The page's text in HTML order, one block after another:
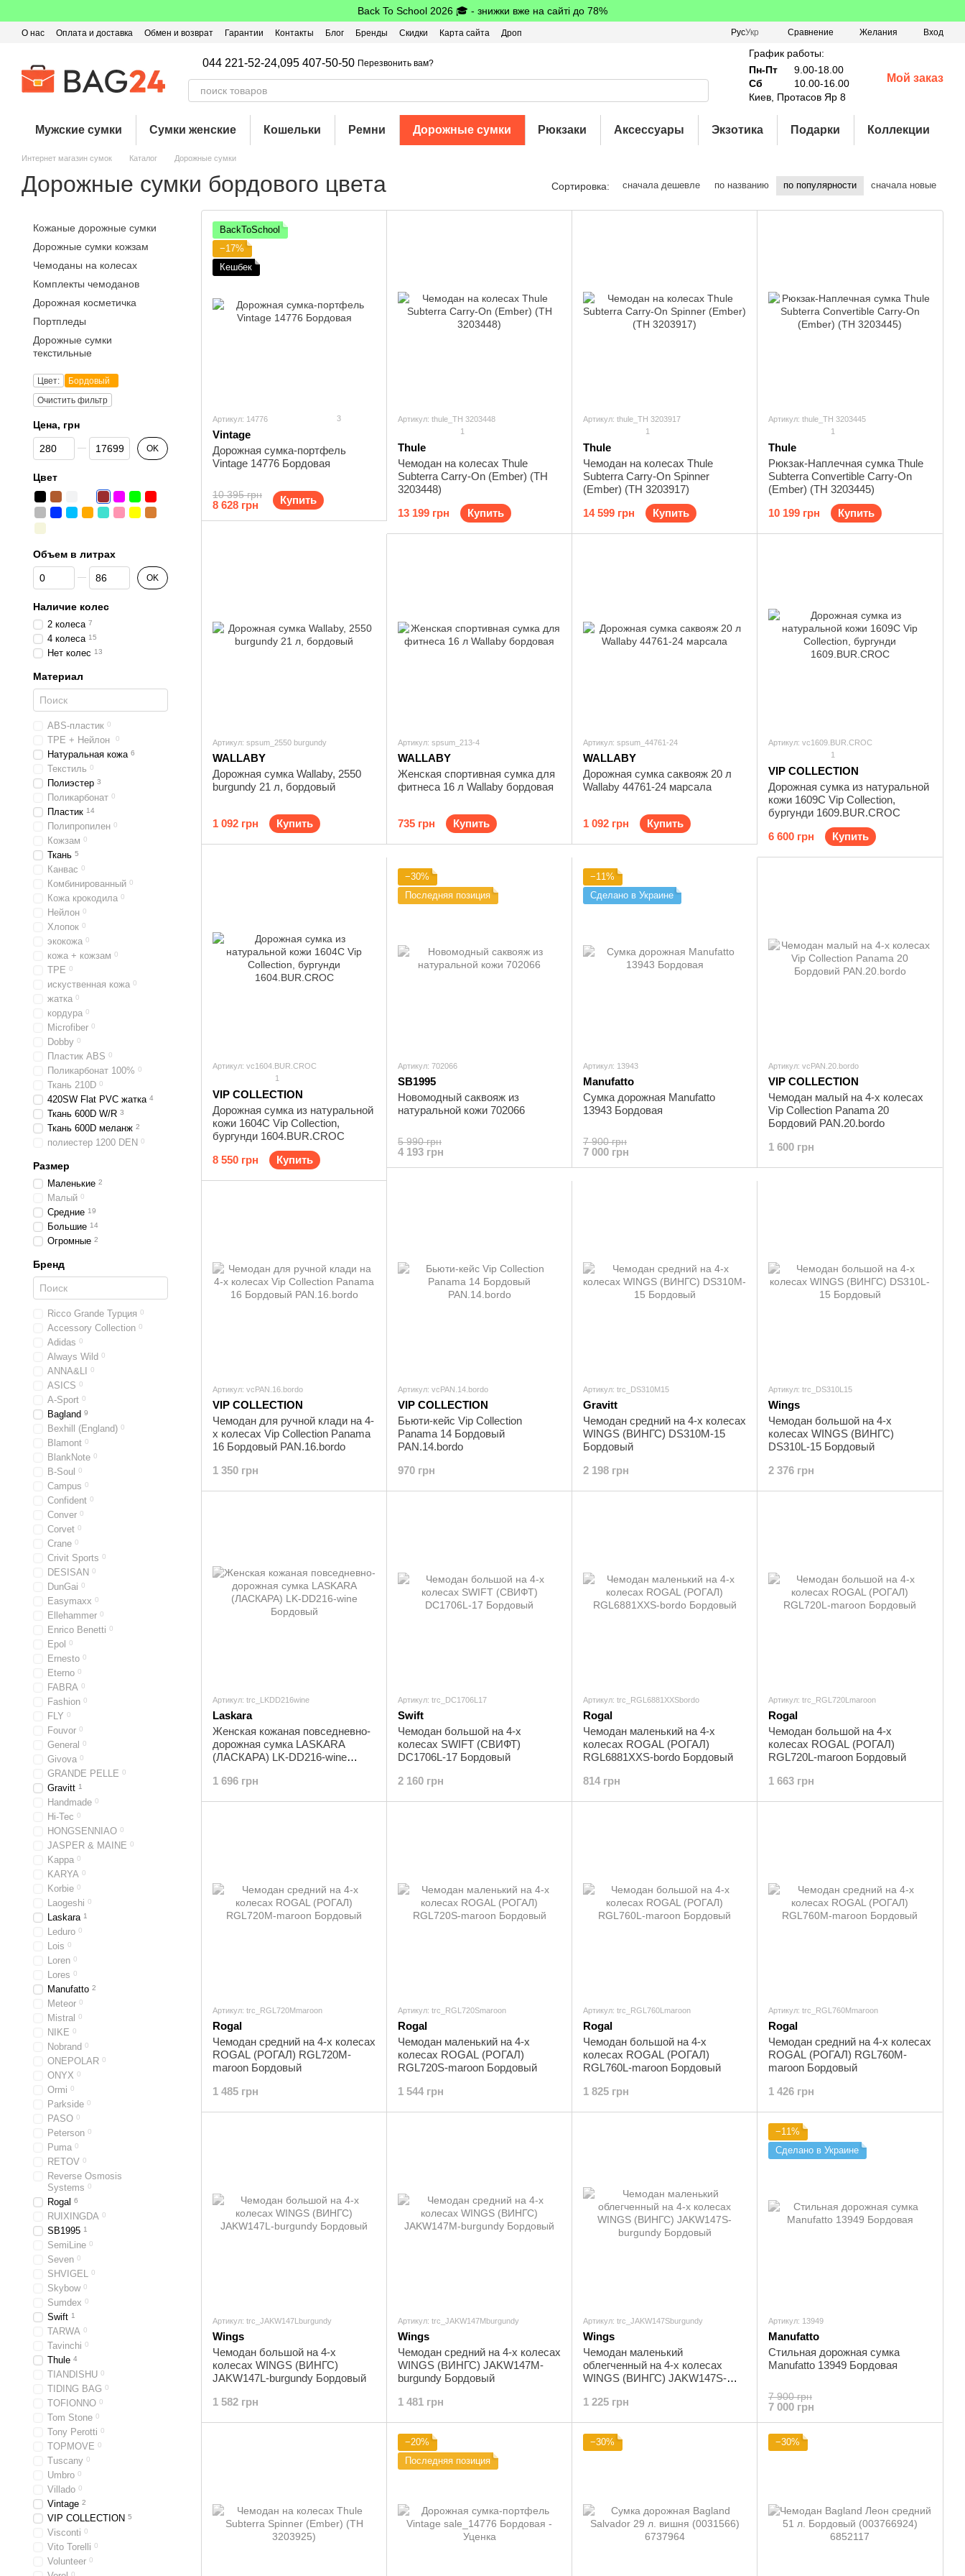
Back To School 2026 🎓 - знижки вже на сайті до 78%
О нас Оплата и доставка Обмен и возврат Гарантии Контакты Блог Бренды Скидки Карта сайта
Дроп
РусУкр Сравнение Желания Вход
044 221-52-24,095 407-50-50 Перезвонить вам?
График работы:
Пн-Пт
9.00-18.00
Сб
10.00-16.00
Киев, Протасов Яр 8
Мой заказ
Мужские сумки Сумки женские Кошельки Ремни Дорожные сумки Рюкзаки Аксессуары Экзотика Подарки Коллекции
Интернет магазин сумок Каталог Дорожные сумки
Дорожные сумки бордового цвета Сортировка: сначала дешевле по названию по популярности сначала новые
BackToSchool
−17%
Кешбек
Артикул: 14776 3
Vintage
Дорожная сумка-портфель
Vintage 14776 Бордовая
10 395 грн
8 628 грн Купить
Артикул: thule_TH 3203448
1
Thule
Чемодан на колесах Thule
Subterra Carry-On (Ember) (TH
3203448)
13 199 грн
Купить
Артикул: thule_TH 3203917
1
Thule
Чемодан на колесах Thule
Subterra Carry-On Spinner
(Ember) (TH 3203917)
14 599 грн
Купить
Артикул: thule_TH 3203445
1
Thule
Рюкзак-Наплечная сумка Thule
Subterra Convertible Carry-On
(Ember) (TH 3203445)
10 199 грн
Купить
Артикул: spsum_2550 burgundy
WALLABY
Дорожная сумка Wallaby, 2550
burgundy 21 л, бордовый
1 092 грн Купить
Артикул: spsum_213-4
WALLABY
Женская спортивная сумка для
фитнеса 16 л Wallaby бордовая
735 грн Купить
Артикул: spsum_44761-24
WALLABY
Дорожная сумка саквояж 20 л
Wallaby 44761-24 марсала
1 092 грн Купить
Артикул: vc1609.BUR.CROC
1
VIP COLLECTION
Дорожная сумка из натуральной
кожи 1609C Vip Collection,
бургунди 1609.BUR.CROC
6 600 грн
Купить
Артикул: vc1604.BUR.CROC
1
VIP COLLECTION
Дорожная сумка из натуральной
кожи 1604C Vip Collection,
бургунди 1604.BUR.CROC
8 550 грн
Купить
−30%
Последняя позиция
Артикул: 702066
SB1995
Новомодный саквояж из
натуральной кожи 702066
5 990 грн
4 193 грн
−11%
Сделано в Украине
Артикул: 13943
Manufatto
Сумка дорожная Manufatto
13943 Бордовая
7 900 грн
7 000 грн
Артикул: vcPAN.20.bordo
VIP COLLECTION
Чемодан малый на 4-х колесах
Vip Collection Panama 20
Бордовий PAN.20.bordo
1 600 грн
Артикул: vcPAN.16.bordo
VIP COLLECTION
Чемодан для ручной клади на 4-
х колесах Vip Collection Panama
16 Бордовый PAN.16.bordo
1 350 грн
Артикул: vcPAN.14.bordo
VIP COLLECTION
Бьюти-кейс Vip Collection
Panama 14 Бордовый
PAN.14.bordo
970 грн
Артикул: trc_DS310M15
Gravitt
Чемодан средний на 4-х колесах
WINGS (ВИНГС) DS310M-15
Бордовый
2 198 грн
Артикул: trc_DS310L15
Wings
Чемодан большой на 4-х
колесах WINGS (ВИНГС)
DS310L-15 Бордовый
2 376 грн
Артикул: trc_LKDD216wine
Laskara
Женская кожаная повседневно-
дорожная сумка LASKARA
(ЛАСКАРА) LK-DD216-wine
1 696 грн
Артикул: trc_DC1706L17
Swift
Чемодан большой на 4-х
колесах SWIFT (СВИФТ)
DC1706L-17 Бордовый
2 160 грн
Артикул: trc_RGL6881XXSbordo
Rogal
Чемодан маленький на 4-х
колесах ROGAL (РОГАЛ)
RGL6881XXS-bordo Бордовый
814 грн
Артикул: trc_RGL720Lmaroon
Rogal
Чемодан большой на 4-х
колесах ROGAL (РОГАЛ)
RGL720L-maroon Бордовый
1 663 грн
Артикул: trc_RGL720Mmaroon
Rogal
Чемодан средний на 4-х колесах
ROGAL (РОГАЛ) RGL720M-
maroon Бордовый
1 485 грн
Артикул: trc_RGL720Smaroon
Rogal
Чемодан маленький на 4-х
колесах ROGAL (РОГАЛ)
RGL720S-maroon Бордовый
1 544 грн
Артикул: trc_RGL760Lmaroon
Rogal
Чемодан большой на 4-х
колесах ROGAL (РОГАЛ)
RGL760L-maroon Бордовый
1 825 грн
Артикул: trc_RGL760Mmaroon
Rogal
Чемодан средний на 4-х колесах
ROGAL (РОГАЛ) RGL760M-
maroon Бордовый
1 426 грн
Артикул: trc_JAKW147Lburgundy
Wings
Чемодан большой на 4-х
колесах WINGS (ВИНГС)
JAKW147L-burgundy Бордовый
1 582 грн
Артикул: trc_JAKW147Mburgundy
Wings
Чемодан средний на 4-х колесах
WINGS (ВИНГС) JAKW147M-
burgundy Бордовый
1 481 грн
Артикул: trc_JAKW147Sburgundy
Wings
Чемодан маленький
облегченный на 4-х колесах
WINGS (ВИНГС) JAKW147S-
1 225 грн
−11%
Сделано в Украине
Артикул: 13949
Manufatto
Стильная дорожная сумка
Manufatto 13949 Бордовая
7 900 грн
7 000 грн
−20%
Последняя позиция
−30% −30%
Кожаные дорожные сумки
Дорожные сумки кожзам
Чемоданы на колесах
Комплекты чемоданов
Дорожная косметичка
Портпледы
Дорожные сумки
текстильные
Цвет:
Бордовый
Очистить фильтр
Цена, грн
От Цена, грн
До Цена, грн OK
Цвет
Объем в литрах
От Объем в литрах
До Объем в литрах OK
Наличие колес
2 колеса 7
4 колеса 15
Нет колес 13
Материал
ABS-пластик 0
TPE + Нейлон 0
Натуральная кожа 6
Текстиль 0
Полиэстер 3
Поликарбонат 0
Пластик 14
Полипропилен 0
Кожзам 0
Ткань 5
Канвас 0
Комбинированный 0
Кожа крокодила 0
Нейлон 0
Хлопок 0
экокожа 0
кожа + кожзам 0
ТРЕ 0
искуственная кожа 0
жатка 0
кордура 0
Microfiber 0
Dobby 0
Пластик ABS 0
Поликарбонат 100% 0
Ткань 210D 0
420SW Flat PVC жатка 4
Ткань 600D W/R 3
Ткань 600D меланж 2
полиестер 1200 DEN 0
Размер
Маленькие 2
Малый 0
Средние 19
Большие 14
Огромные 2
Бренд
Ricco Grande Турция 0
Accessory Collection 0
Adidas 0
Always Wild 0
ANNA&LI 0
ASICS 0
A-Sport 0
Bagland 9
Bexhill (England) 0
Blamont 0
BlankNote 0
B-Soul 0
Campus 0
Confident 0
Conver 0
Corvet 0
Crane 0
Crivit Sports 0
DESISAN 0
DunGai 0
Easymaxx 0
Ellehammer 0
Enrico Benetti 0
Epol 0
Ernesto 0
Eterno 0
FABRA 0
Fashion 0
FLY 0
Fouvor 0
General 0
Givova 0
GRANDE PELLE 0
Gravitt 1
Handmade 0
Hi-Tec 0
HONGSENNIAO 0
JASPER & MAINE 0
Kappa 0
KARYA 0
Korbie 0
Laogeshi 0
Laskara 1
Leduro 0
Lois 0
Loren 0
Lores 0
Manufatto 2
Meteor 0
Mistral 0
NIKE 0
Nobrand 0
ONEPOLAR 0
ONYX 0
Ormi 0
Parkside 0
PASO 0
Peterson 0
Puma 0
RETOV 0
Reverse Osmosis
Systems 0
Rogal 6
RUIXINGDA 0
SB1995 1
SemiLine 0
Seven 0
SHVIGEL 0
Skybow 0
Sumdex 0
Swift 1
TARWA 0
Tavinchi 0
Thule 4
TIANDISHU 0
TIDING BAG 0
TOFIONNO 0
Tom Stone 0
Tony Perotti 0
TOPMOVE 0
Tuscany 0
Umbro 0
Villado 0
Vintage 2
VIP COLLECTION 5
Visconti 0
Vito Torelli 0
Volunteer 0
0